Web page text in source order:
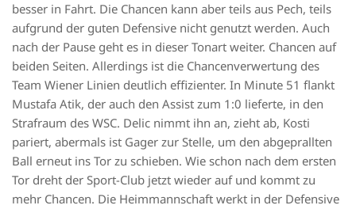
besser in Fahrt. Die Chancen kann aber teils aus Pech, teils
aufgrund der guten Defensive nicht genutzt werden. Auch
nach der Pause geht es in dieser Tonart weiter. Chancen auf
beiden Seiten. Allerdings ist die Chancenverwertung des
Team Wiener Linien deutlich effizienter. In Minute 51 flankt
Mustafa Atik, der auch den Assist zum 1:0 lieferte, in den
Strafraum des WSC. Delic nimmt ihn an, zieht ab, Kosti
pariert, abermals ist Gager zur Stelle, um den abgeprallten
Ball erneut ins Tor zu schieben. Wie schon nach dem ersten
Tor dreht der Sport-Club jetzt wieder auf und kommt zu
mehr Chancen. Die Heimmannschaft werkt in der Defensive